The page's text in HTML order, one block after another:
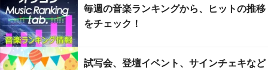
毎週の音楽ランキングから、ヒットの推移
をチェック！
試写会、登壇イベント、サインチェキなど